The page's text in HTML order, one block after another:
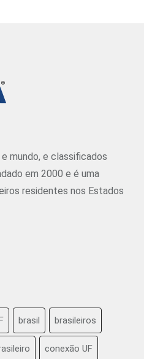
mundo, e classificados
em 2000 e é uma
residentes nos Estados
brasil brasileiros
conexão UF